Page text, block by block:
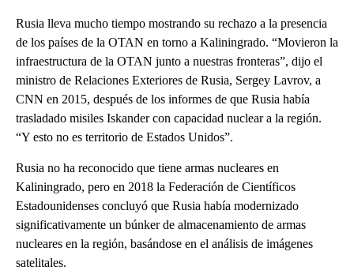
Rusia lleva mucho tiempo mostrando su rechazo a la presencia
de los países de la OTAN en torno a Kaliningrado. “Movieron la
infraestructura de la OTAN junto a nuestras fronteras”, dijo el
ministro de Relaciones Exteriores de Rusia, Sergey Lavrov, a
CNN en 2015, después de los informes de que Rusia había
trasladado misiles Iskander con capacidad nuclear a la región.
“Y esto no es territorio de Estados Unidos”.
Rusia no ha reconocido que tiene armas nucleares en
Kaliningrado, pero en 2018 la Federación de Científicos
Estadounidenses concluyó que Rusia había modernizado
significativamente un búnker de almacenamiento de armas
nucleares en la región, basándose en el análisis de imágenes
satelitales.